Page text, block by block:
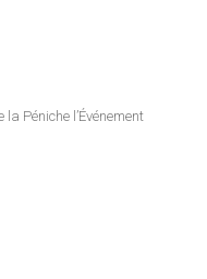
Péniche l’Événement